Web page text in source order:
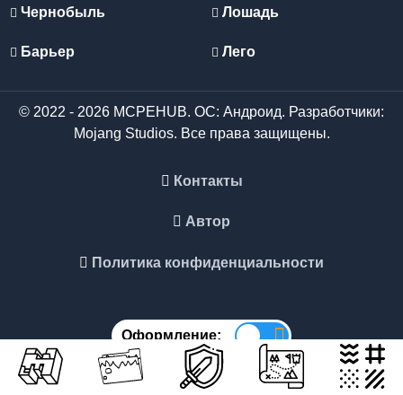
Чернобыль
Барьер
Лошадь
Лего
© 2022 - 2026 MCPEHUB. ОС: Андроид. Разработчики:
Mojang Studios. Все права защищены.
Контакты
Автор
Политика конфиденциальности
Оформление: